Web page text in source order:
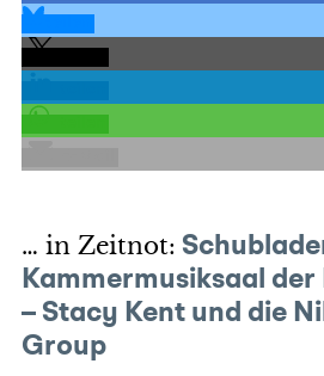
… in Zeitnot:
Kammermusiksaal
– Stacy Kent und die
Group